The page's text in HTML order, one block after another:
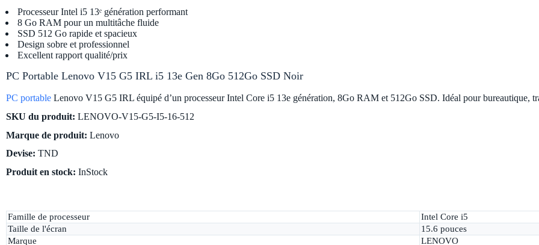
Processeur Intel i5 13ᵉ génération performant
8 Go RAM pour un multitâche fluide
SSD 512 Go rapide et spacieux
Design sobre et professionnel
Excellent rapport qualité/prix
PC Portable Lenovo V15 G5 IRL i5 13e Gen 8Go 512Go SSD Noir
PC portable Lenovo V15 G5 IRL équipé d’un processeur Intel Core i5 13e génération, 8Go RAM et 512Go SSD. Idéal pour bureautique,
SKU du produit: LENOVO-V15-G5-I5-16-512
Marque de produit: Lenovo
Devise: TND
Produit en stock: InStock
Famille de processeur
Intel Core i5
Taille de l'écran
15.6 pouces
Marque
LENOVO